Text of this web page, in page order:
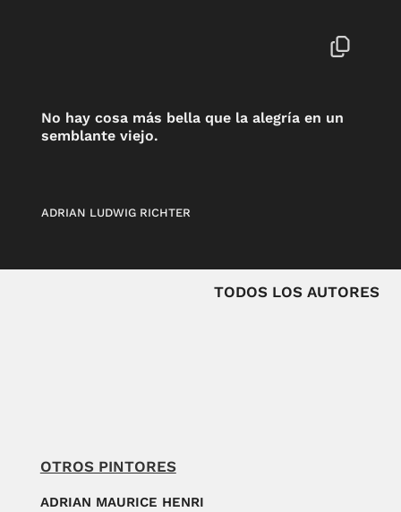
No hay cosa más bella que la alegría en un
semblante viejo.
ADRIAN LUDWIG RICHTER
TODOS LOS AUTORES
OTROS PINTORES
ADRIAN MAURICE HENRI